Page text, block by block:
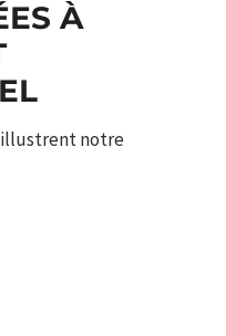
À
illustrent notre